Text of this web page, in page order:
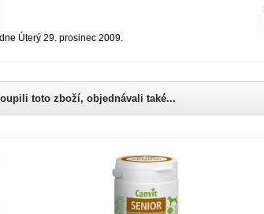
Úterý 29. prosinec 2009.
toto zboží, objednávali také...